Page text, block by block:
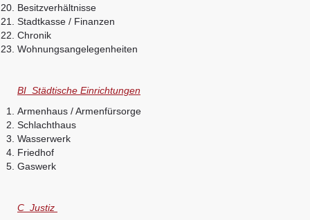
Besitzverhältnisse
Stadtkasse / Finanzen
Chronik
Wohnungsangelegenheiten
BI Städtische Einrichtungen
Armenhaus / Armenfürsorge
Schlachthaus
Wasserwerk
Friedhof
Gaswerk
C Justiz